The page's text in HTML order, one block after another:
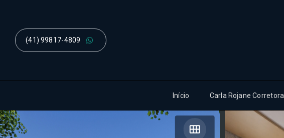
(41) 99817-4809
Início Carla Rojane Corretora